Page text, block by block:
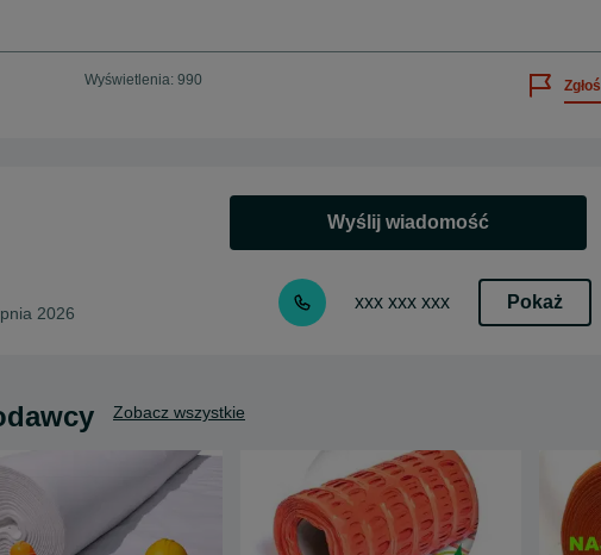
Wyświetlenia: 990 Zgłoś
2026
Wyślij wiadomość
xxx xxx xxx Pokaż
Zobacz wszystkie